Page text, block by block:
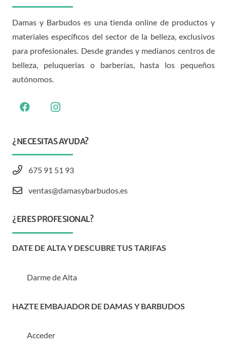
Damas y Barbudos es una tienda online de productos y
materiales específicos del sector de la belleza, exclusivos
para profesionales. Desde grandes y medianos centros de
belleza, peluquerías o barberías, hasta los pequeños
autónomos.
¿NECESITAS AYUDA?
675 91 51 93
ventas@damasybarbudos.es
¿ERES PROFESIONAL?
DATE DE ALTA Y DESCUBRE TUS TARIFAS
Darme de Alta
HAZTE EMBAJADOR DE DAMAS Y BARBUDOS
Acceder